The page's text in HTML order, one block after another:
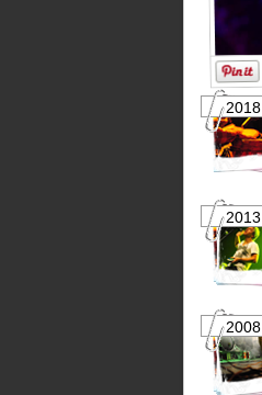
2018
2013
2008